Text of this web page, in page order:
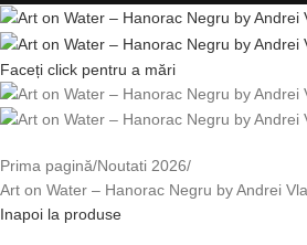
Faceți click pentru a mări
Prima pagină Noutati 2026
Art on Water – Hanorac Negru by Andrei
Inapoi la produse